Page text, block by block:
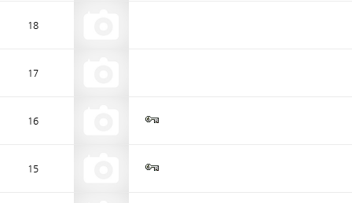
18
17
16
15